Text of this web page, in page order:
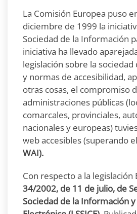
La Comisión Europea puso
diciembre de 1999 la
Sociedad de la Información
iniciativa ha llevado
legislación sobre la
y normas de accesibilidad,
otras cosas, el compromiso
administraciones públicas
comarcales, provinciales,
nacionales y europeas)
web accesibles (superando
WAI).
Con respecto a la legislación
34/2002, de 11 de julio, de
Sociedad de la Información